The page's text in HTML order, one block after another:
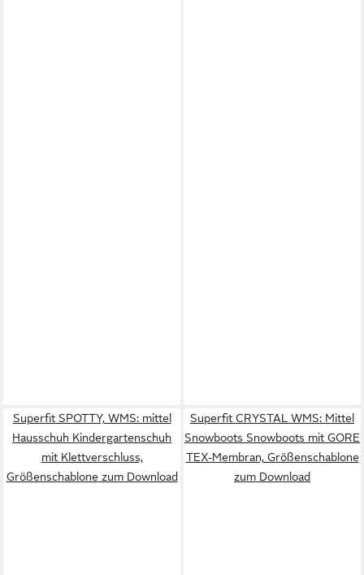
Superfit SPOTTY, WMS: mittel
Hausschuh Kindergartenschuh
mit Klettverschluss,
Größenschablone zum Download
Superfit CRYSTAL WMS: Mittel
Snowboots Snowboots mit GORE
TEX-Membran, Größenschablone
zum Download